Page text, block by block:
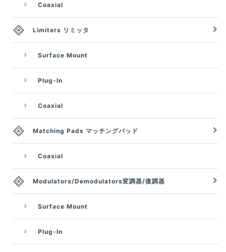
Coaxial
Limiters リミッタ
Surface Mount
Plug-In
Coaxial
Matching Pads マッチングパッド
Coaxial
Modulators/Demodulators変調器/復調器
Surface Mount
Plug-In